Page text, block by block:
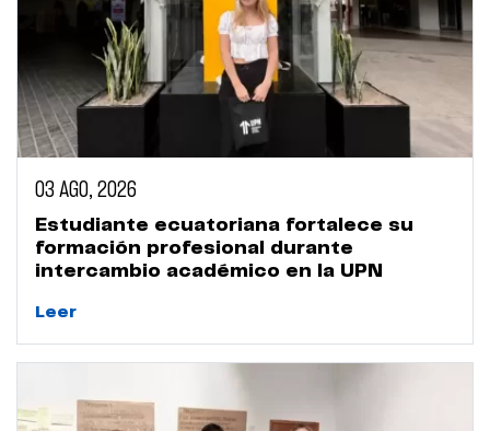
03 AGO, 2026
Estudiante ecuatoriana fortalece su
formación profesional durante
intercambio académico en la UPN
Leer